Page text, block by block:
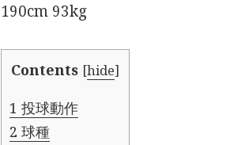
190cm 93kg
Contents [hide]
1 投球動作
2 球種